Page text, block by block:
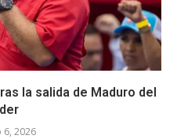
la salida de Maduro del
2026